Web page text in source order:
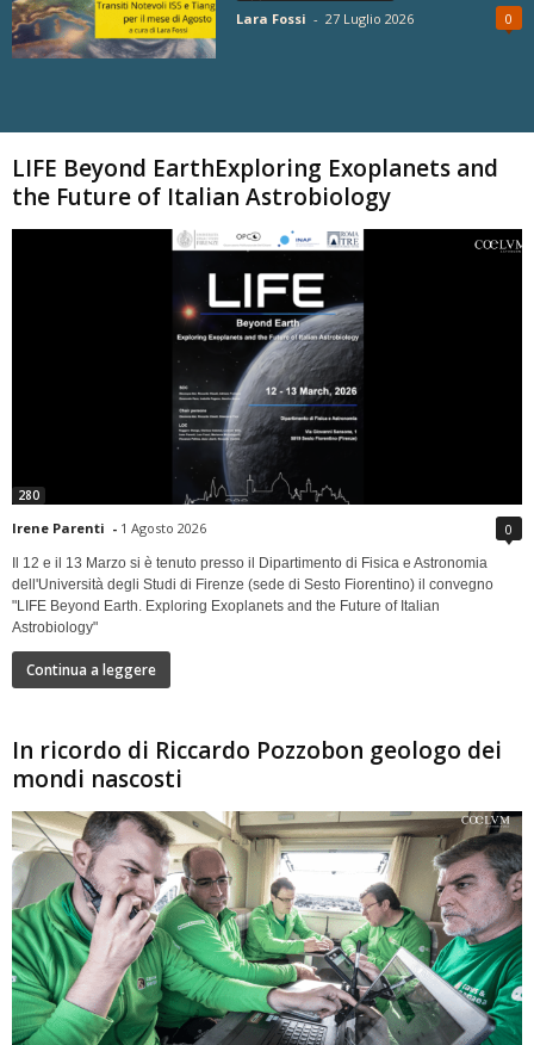
Lara Fossi - 27 Luglio 2026 0
LIFE Beyond EarthExploring Exoplanets and
the Future of Italian Astrobiology
280
Irene Parenti - 1 Agosto 2026 0
Il 12 e il 13 Marzo si è tenuto presso il Dipartimento di Fisica e Astronomia
dell'Università degli Studi di Firenze (sede di Sesto Fiorentino) il convegno
"LIFE Beyond Earth. Exploring Exoplanets and the Future of Italian
Astrobiology"
Continua a leggere
In ricordo di Riccardo Pozzobon geologo dei
mondi nascosti